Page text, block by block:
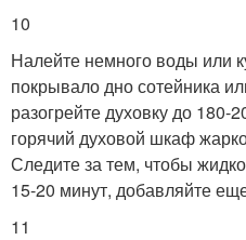
10
Налейте немного воды или
покрывало дно сотейника
разогрейте духовку до 180-
горячий духовой шкаф
Следите за тем, чтобы
15-20 минут, добавляйте
11